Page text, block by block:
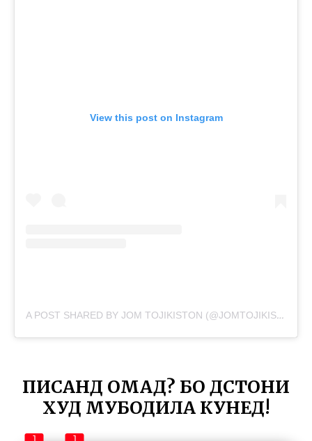
View this post on Instagram
A POST SHARED BY JOM TOJIKISTON (@JOMTOJIKISTON)
ПИСАНД ОМАД? БО ДӮСТОНИ
ХУД МУБОДИЛА КУНЕД!
1 1